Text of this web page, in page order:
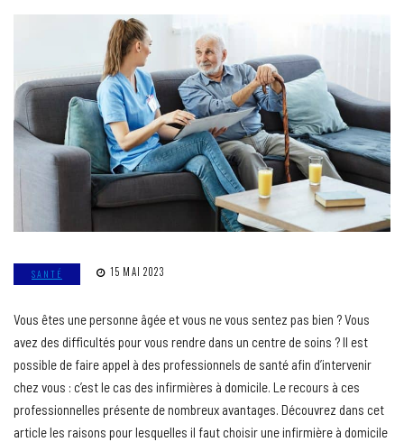
SANTÉ 15 MAI 2023
Vous êtes une personne âgée et vous ne vous sentez pas bien ? Vous
avez des difficultés pour vous rendre dans un centre de soins ? Il est
possible de faire appel à des professionnels de santé afin d’intervenir
chez vous : c’est le cas des infirmières à domicile. Le recours à ces
professionnelles présente de nombreux avantages. Découvrez dans cet
article les raisons pour lesquelles il faut choisir une infirmière à domicile